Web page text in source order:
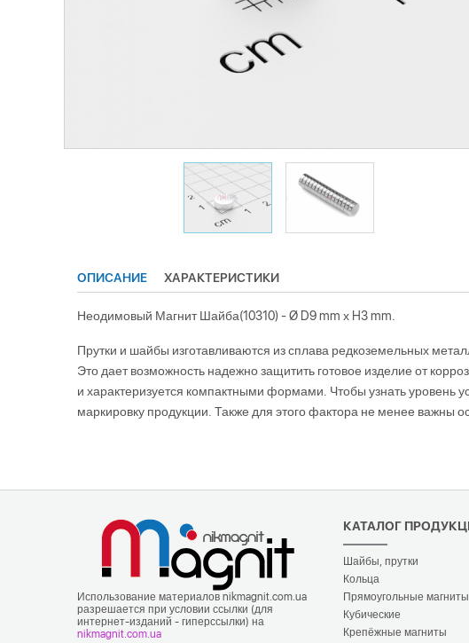
ОПИСАНИЕ ХАРАКТЕРИСТИКИ
Неодимовый Магнит Шайба(10310) - Ø D9 mm х H3 mm.
Прутки и шайбы изготавливаются из сплава редкоземельных
Это дает возможность надежно защитить готовое изделие от
и характеризуется компактными формами. Чтобы узнать уровень
маркировку продукции. Также для этого фактора не менее важны
Использование материалов nikmagnit.com.ua
разрешается при условии ссылки (для
интернет-изданий - гиперссылки) на
nikmagnit.com.ua
КАТАЛОГ
Шайбы, прутки
Кольца
Прямоугольные магниты
Кубические
Крепёжные магниты